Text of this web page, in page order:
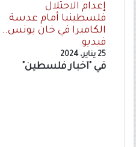
إعدام الاحتلال
فلسطينيا أمام عدسة
الكاميرا في خان يونس..
فيديو
25 يناير، 2024
في "أخبار فلسطين"